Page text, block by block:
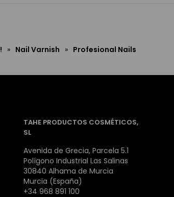
» Nail Varnish » Profesional Nails
TAHE PRODUCTOS COSMÉTICOS,
SL
Avenida de Grecia, Parcela 5.1
Polígono Industrial Las Salinas
30840 Alhama de Murcia
Murcia (España)
+34 968 891 100